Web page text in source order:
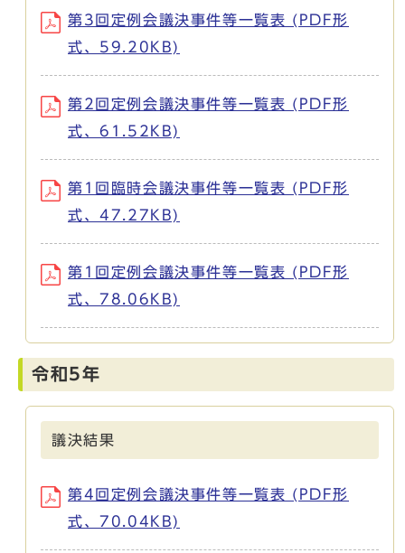
第3回定例会議決事件等一覧表 (PDF形
式、59.20KB)
第2回定例会議決事件等一覧表 (PDF形
式、61.52KB)
第1回臨時会議決事件等一覧表 (PDF形
式、47.27KB)
第1回定例会議決事件等一覧表 (PDF形
式、78.06KB)
令和5年
議決結果
第4回定例会議決事件等一覧表 (PDF形
式、70.04KB)